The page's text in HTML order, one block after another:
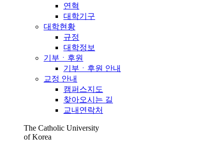
연혁
대학기구
대학현황
규정
대학정보
기부ㆍ후원
기부ㆍ후원 안내
교정 안내
캠퍼스지도
찾아오시는 길
교내연락처
The Catholic University
of Korea